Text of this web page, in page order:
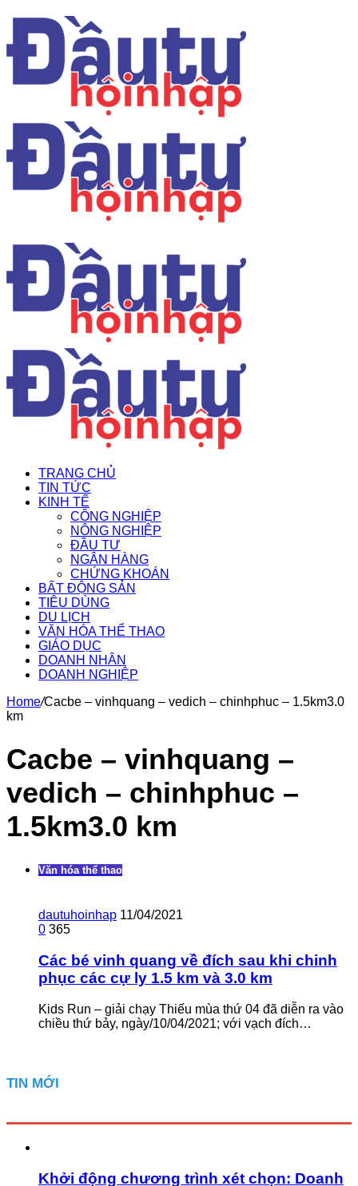
TRANG CHỦ
TIN TỨC
KINH TẾ
CÔNG NGHIỆP
NÔNG NGHIỆP
ĐẦU TƯ
NGÂN HÀNG
CHỨNG KHOÁN
BẤT ĐỘNG SẢN
TIÊU DÙNG
DU LỊCH
VĂN HÓA THỂ THAO
GIÁO DỤC
DOANH NHÂN
DOANH NGHIỆP
Home/Cacbe – vinhquang – vedich – chinhphuc – 1.5km3.0
km
Cacbe – vinhquang –
vedich – chinhphuc –
1.5km3.0 km
Văn hóa thể thao
dautuhoinhap 11/04/2021
0 365
Các bé vinh quang về đích sau khi chinh
phục các cự ly 1.5 km và 3.0 km
Kids Run – giải chạy Thiếu mùa thứ 04 đã diễn ra vào
chiều thứ bảy, ngày/10/04/2021; với vạch đích…
TIN MỚI
Khởi động chương trình xét chọn: Doanh